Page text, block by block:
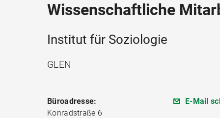
Wissenschaftliche
Institut für Soziologie
GLEN
Büroadresse:
Konradstraße 6
E-Mail